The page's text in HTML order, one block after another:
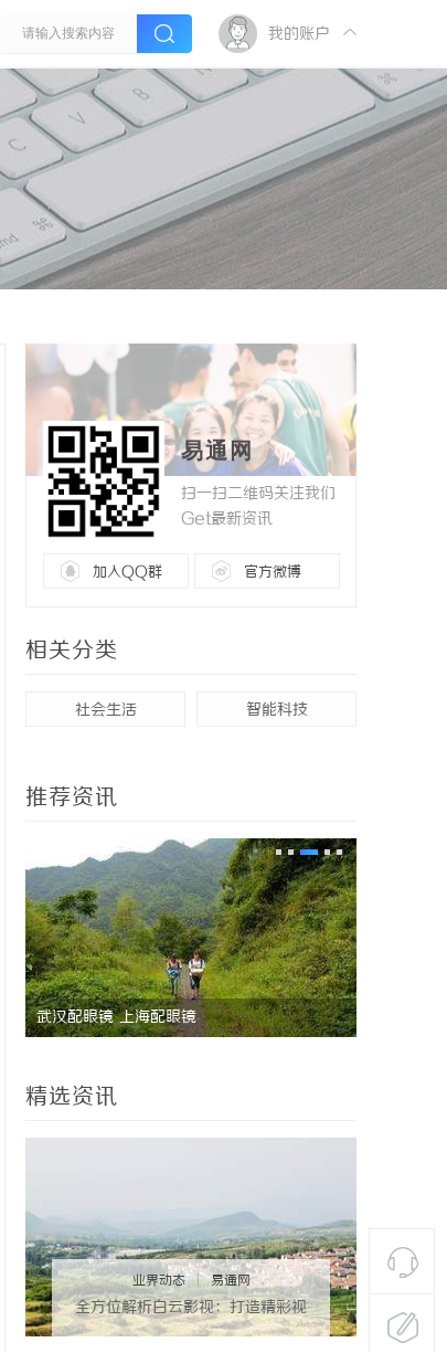
我的账户
易通网
扫一扫二维码关注我们
Get最新资讯
加入QQ群 官方微博
相关分类
社会生活 智能科技
推荐资讯
镜 星星影院：点亮夜空的影视艺术殿堂
精选资讯
业界动态 | 易通网
全方位解析白云影视：打造精彩视
听盛宴的新锐平台